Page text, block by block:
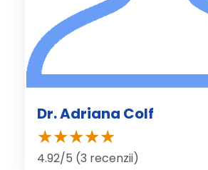
Dr. Adriana Colf
4.92/5 (3 recenzii)